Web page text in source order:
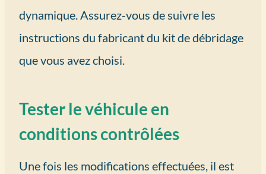
dynamique. Assurez-vous de suivre les
instructions du fabricant du kit de débridage
que vous avez choisi.
Tester le véhicule en
conditions contrôlées
Une fois les modifications effectuées, il est